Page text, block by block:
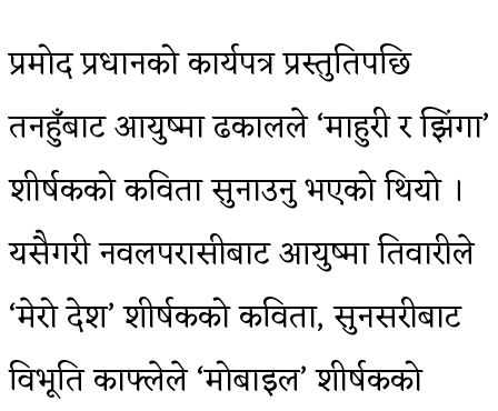
प्रमोद प्रधानको कार्यपत्र प्रस्तुतिपछि
तनहुँबाट आयुष्मा ढकालले ‘माहुरी र झिंगा’
शीर्षकको कविता सुनाउनु भएको थियो ।
यसैगरी नवलपरासीबाट आयुष्मा तिवारीले
‘मेरो देश’ शीर्षकको कविता, सुनसरीबाट
विभूति काफ्लेले ‘मोबाइल’ शीर्षकको